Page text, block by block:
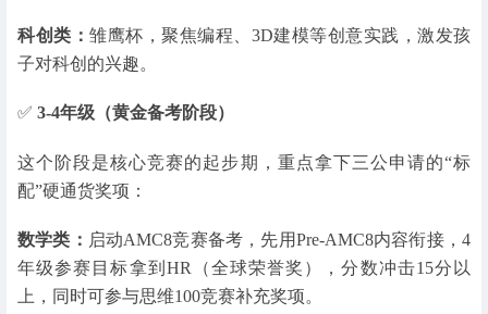
科创类： 雏鹰杯，聚焦编程、3D建模等创意实践，激发孩
子对科创的兴趣。
✅ 3-4年级（黄金备考阶段）
这个阶段是核心竞赛的起步期，重点拿下三公申请的“标
配”硬通货奖项：
数学类： 启动AMC8竞赛备考，先用Pre-AMC8内容衔接，4
年级参赛目标拿到HR（全球荣誉奖），分数冲击15分以
上，同时可参与思维100竞赛补充奖项。